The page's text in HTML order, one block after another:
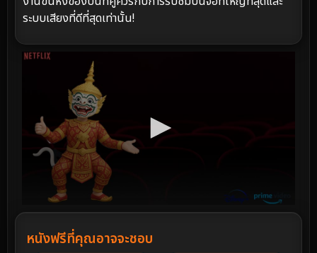
ระบบเสียงที่ดีที่สุดเท่านั้น!
หนังฟรีที่คุณอาจจะชอบ